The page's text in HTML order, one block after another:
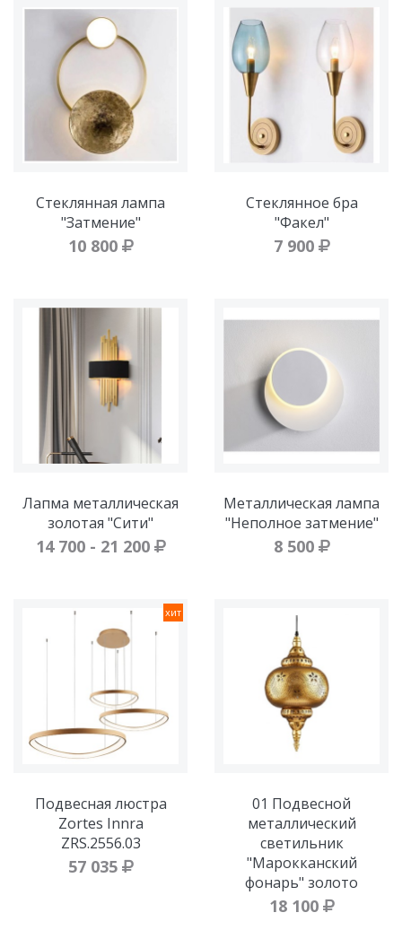
Стеклянная лампа
"Затмение"
10 800
Стеклянное бра
"Факел"
7 900
Лапма металлическая
золотая "Сити"
14 700 - 21 200
Металлическая лампа
"Неполное затмение"
8 500
хит
Подвесная люстра
Zortes Innra
ZRS.2556.03
57 035
01 Подвесной
металлический
светильник
"Марокканский
фонарь" золото
18 100